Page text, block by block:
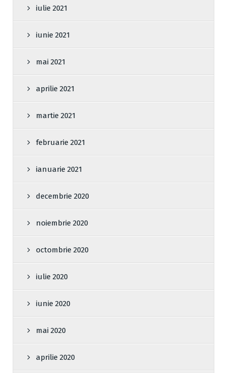
iulie 2021
iunie 2021
mai 2021
aprilie 2021
martie 2021
februarie 2021
ianuarie 2021
decembrie 2020
noiembrie 2020
octombrie 2020
iulie 2020
iunie 2020
mai 2020
aprilie 2020